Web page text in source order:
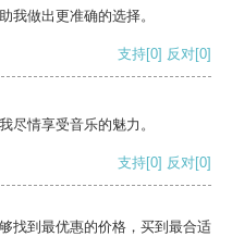
我做出更准确的选择。
支持[0] 反对[0]
尽情享受音乐的魅力。
支持[0] 反对[0]
找到最优惠的价格，买到最合适